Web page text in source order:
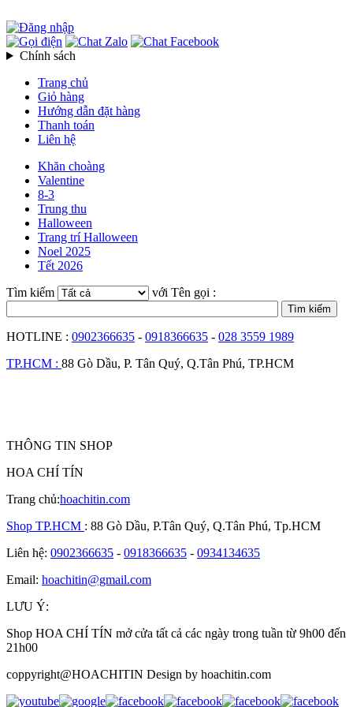
Chính sách
Trang chủ
Giỏ hàng
Hướng dẫn đặt hàng
Thanh toán
Liên hệ
Khăn choàng
Valentine
8-3
Trung thu
Halloween
Trang trí Halloween
Noel 2025
Tết 2026
Tìm kiếm
với Tên gọi :
HOTLINE : 0902366635 - 0918366635 - 028 3559 1989
TP.HCM : 88 Gò Dầu, P. Tân Quý, Q.Tân Phú, TP.HCM
THÔNG TIN SHOP
HOA CHÍ TÍN
Trang chủ:hoachitin.com
Shop TP.HCM : 88 Gò Dầu, P.Tân Quý, Q.Tân Phú, Tp.HCM
Liên hệ: 0902366635 - 0918366635 - 0934134635
Email: hoachitin@gmail.com
LƯU Ý:
Shop HOA CHÍ TÍN mở cửa tất cả các ngày trong tuần từ 9h00 đến
21h00
coppyright@HOACHITIN Design by hoachitin.com